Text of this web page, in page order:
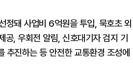
정돼 사업비 6억원을 투입, 묵호초 외
, 우회전 알림, 신호대기자 검지 기
추진하는 등 안전한 교통환경 조성에